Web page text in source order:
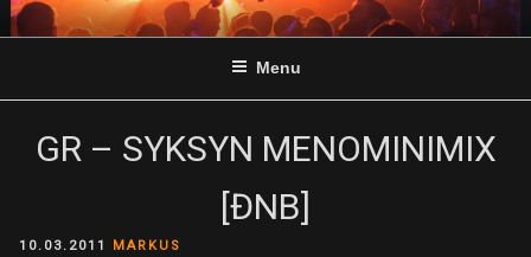
Skip
to
Menu
GR – SYKSYN MENOMINIMIX
[ĐNB]
POSTED
10.03.2011 MARKUS